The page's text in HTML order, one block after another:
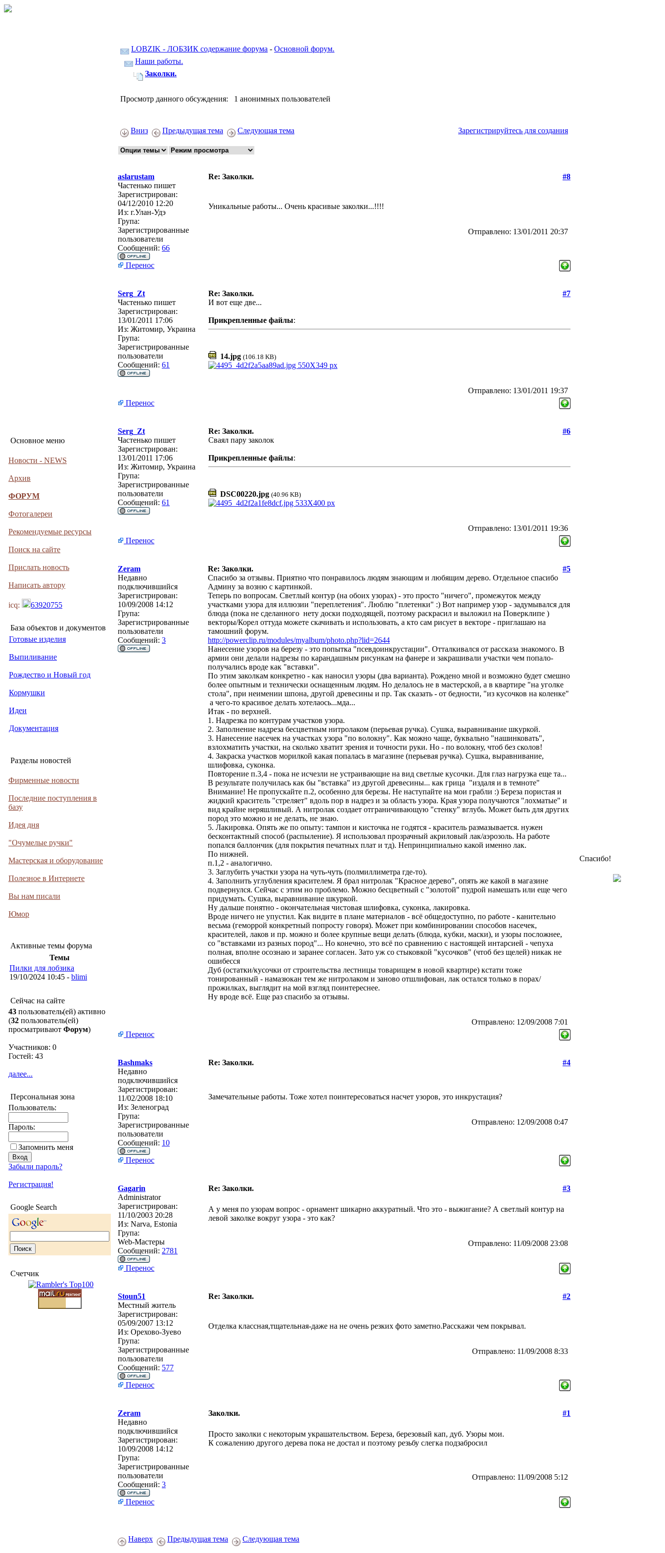
Основное меню
Новости - NEWS
Архив
ФОРУМ
Фотогалереи
Рекомендуемые ресурсы
Поиск на сайте
Прислать новость
Написать автору
icq: 63920755
База объектов и документов
Готовые изделия
Выпиливание
Рождество и Новый год
Кормушки
Идеи
Документация
Разделы новостей
Фирменные новости
Последние поступления в
базу
Идея дня
"Очумелые ручки"
Мастерская и оборудование
Полезное в Интернете
Вы нам писали
Юмор
Активные темы форума
Темы
Пилки для лобзика
19/10/2024 10:45 - blimi
Сейчас на сайте
43 пользователь(ей) активно
(32 пользователь(ей)
просматривают Форум)
Участников: 0
Гостей: 43
далее...
Персональная зона
Пользователь:
Пароль:
Запомнить меня
Забыли пароль?
Регистрация!
Google Search
Счетчик
LOBZIK - ЛОБЗИК содержание форума - Основной форум.
Наши работы.
Заколки.
Просмотр данного обсуждения: 1 анонимных пользователей
Вниз Предыдущая тема Следующая тема Зарегистрируйтесь для создания
aslarustam Re: Заколки.
#8
Частенько пишет
Зарегистрирован:
04/12/2010 12:20
Из: г.Улан-Удэ
Група:
Зарегистрированные
пользователи
Сообщений: 66
Уникальные работы... Очень красивые заколки...!!!!
Отправлено: 13/01/2011 20:37
Перенос
Serg_Zt Re: Заколки.
#7
Частенько пишет
Зарегистрирован:
13/01/2011 17:06
Из: Житомир, Украина
Група:
Зарегистрированные
пользователи
Сообщений: 61
И вот еще две...
Прикрепленные файлы:
14.jpg (106.18 KB)
Отправлено: 13/01/2011 19:37
Перенос
Serg_Zt Re: Заколки.
#6
Частенько пишет
Зарегистрирован:
13/01/2011 17:06
Из: Житомир, Украина
Група:
Зарегистрированные
пользователи
Сообщений: 61
Сваял пару заколок
Прикрепленные файлы:
DSC00220.jpg (40.96 KB)
Отправлено: 13/01/2011 19:36
Перенос
Zeram Re: Заколки.
#5
Недавно
подключившийся
Зарегистрирован:
10/09/2008 14:12
Група:
Зарегистрированные
пользователи
Сообщений: 3
Спасибо за отзывы. Приятно что понравилось людям знающим и любящим дерево. Отдельное спасибо
Админу за возню с картинкой.
Теперь по вопросам. Светлый контур (на обоих узорах) - это просто "ничего", промежуток между
участками узора для иллюзии "переплетения". Люблю "плетенки" :) Вот например узор - задумывался для
блюда (пока не сделанного нету доски подходящей, поэтому раскрасил и выложил на Поверклипе )
векторы/Корел оттуда можете скачивать и использовать, а кто сам рисует в векторе - приглашаю на
тамошний форум.
http://powerclip.ru/modules/myalbum/photo.php?lid=2644
Нанесение узоров на березу - это попытка "псевдоинкрустации". Отталкивался от рассказа знакомого. В
армии они делали надрезы по карандашным рисункам на фанере и закрашивали участки чем попало-
получались вроде как "вставки".
По этим заколкам конкретно - как наносил узоры (два варианта). Рождено мной и возможно будет смешно
более опытным и технически оснащенным людям. Но делалось не в мастерской, а в квартире "на уголке
стола", при неимении шпона, другой древесины и пр. Так сказать - от бедности, "из кусочков на коленке"
а чего-то красивое делать хотелаось...мда...
Итак - по верхней.
1. Надрезка по контурам участков узора.
2. Заполнение надреза бесцветным нитролаком (перьевая ручка). Сушка, выравнивание шкуркой.
3. Нанесение насечек на участках узора "по волокну". Как можно чаще, буквально "нашинковать",
взлохматить участки, на сколько хватит зрения и точности руки. Но - по волокну, чтоб без сколов!
4. Закраска участков морилкой какая попалась в магазине (перьевая ручка). Сушка, выравнивание,
шлифовка, суконка.
Повторение п.3,4 - пока не исчезли не устраивающие на вид светлые кусочки. Для глаз нагрузка еще та...
В результате получилась как бы "вставка" из другой древесины... как грица "издаля и в темноте"
Внимание! Не пропускайте п.2, особенно для березы. Не наступайте на мои грабли :) Береза пористая и
жидкий краситель "стреляет" вдоль пор в надрез и за область узора. Края узора получаются "лохматые" и
вид крайне неряшливый. А нитролак создает отграничивающую "стенку" вглубь. Может быть для других
пород это можно и не делать, не знаю.
5. Лакировка. Опять же по опыту: тампон и кисточка не годятся - краситель размазывается. нужен
бесконтактный способ (распыление). Я использовал прозрачный акриловый лак/аэрозоль. На работе
попался баллончик (для покрытия печатных плат и тд). Непринципиально какой именно лак.
По нижней.
п.1,2 - аналогично.
3. Заглубить участки узора на чуть-чуть (полмиллиметра где-то).
4. Заполнить углубления красителем. Я брал нитролак "Красное дерево", опять же какой в магазине
подвернулся. Сейчас с этим но проблемо. Можно бесцветный с "золотой" пудрой намешать или еще чего
придумать. Сушка, выравнивание шкуркой.
Ну дальше понятно - окончательная чистовая шлифовка, суконка, лакировка.
Вроде ничего не упустил. Как видите в плане материалов - всё общедоступно, по работе - канительно
весьма (геморрой конкретный попросту говоря). Может при комбинировании способов насечек,
красителей, лаков и пр. можно и более крупные вещи делать (блюда, кубки, маски), и узоры посложнее,
со "вставками из разных пород"... Но конечно, это всё по сравнению с настоящей интарсией - чепуха
полная, вполне осознаю и заранее согласен. Зато уж со стыковкой "кусочков" (чтоб без щелей) никак не
ошибесся
Дуб (остатки/кусочки от строительства лестницы товарищем в новой квартире) кстати тоже
тонированный - намазюкан тем же нитролаком и заново отшлифован, лак остался только в порах/
прожилках, выглядит на мой взгляд поинтереснее.
Ну вроде всё. Еще раз спасибо за отзывы.
Отправлено: 12/09/2008 7:01
Перенос
Bashmaks Re: Заколки.
#4
Недавно
подключившийся
Зарегистрирован:
11/02/2008 18:10
Из: Зеленоград
Група:
Зарегистрированные
пользователи
Сообщений: 10
Замечательные работы. Тоже хотел поинтересоваться насчет узоров, это инкрустация?
Отправлено: 12/09/2008 0:47
Перенос
Gagarin Re: Заколки.
#3
Administrator
Зарегистрирован:
11/10/2003 20:28
Из: Narva, Estonia
Група:
Web-Мастеры
Сообщений: 2781
А у меня по узорам вопрос - орнамент шикарно аккуратный. Что это - выжигание? А светлый контур на
левой заколке вокруг узора - это как?
Отправлено: 11/09/2008 23:08
Перенос
Stoun51 Re: Заколки.
#2
Местный житель
Зарегистрирован:
05/09/2007 13:12
Из: Орехово-Зуево
Група:
Зарегистрированные
пользователи
Сообщений: 577
Отделка классная,тщательная-даже на не очень резких фото заметно.Расскажи чем покрывал.
Отправлено: 11/09/2008 8:33
Перенос
Zeram Заколки.
#1
Недавно
подключившийся
Зарегистрирован:
10/09/2008 14:12
Група:
Зарегистрированные
пользователи
Сообщений: 3
Просто заколки с некоторым украшательством. Береза, березовый кап, дуб. Узоры мои.
К сожалению другого дерева пока не достал и поэтому резьбу слегка подзабросил
Отправлено: 11/09/2008 5:12
Перенос
Наверх Предыдущая тема Следующая тема
Спасибо!